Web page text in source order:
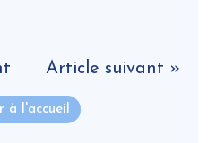
Article suivant »
à l'accueil